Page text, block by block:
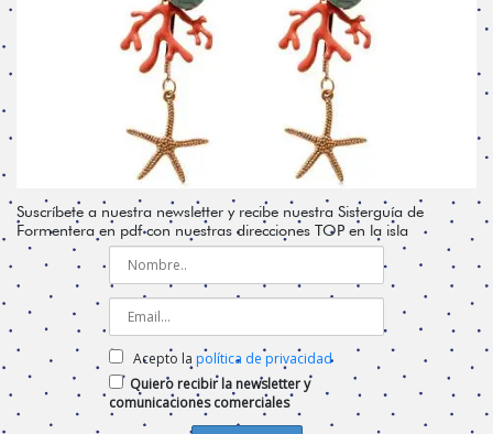
Suscríbete a nuestra newsletter y recibe nuestra Sisterguía de
Formentera en pdf con nuestras direcciones TOP en la isla
Acepto la política de privacidad
Quiero recibir la newsletter y
comunicaciones comerciales